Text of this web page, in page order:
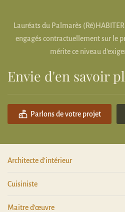
Lauréats du Palmarès
engagés contractuellement sur le
mérite ce niveau
Envie d'en savoir
Parlons de votre projet
Architecte d'intérieur
Cuisiniste
Maitre d'œuvre